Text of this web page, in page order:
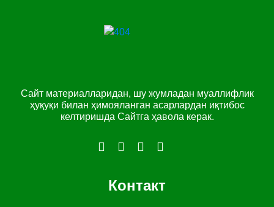
Сайт материалларидан, шу жумладан муаллифлик
ҳуқуқи билан ҳимояланган асарлардан иқтибос
келтиришда Сайтга ҳавола керак.
Контакт